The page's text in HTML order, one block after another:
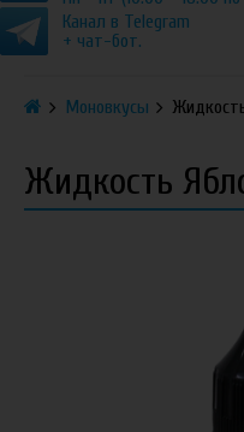
Канал в Telegram
+ чат-бот.
Моновкусы
Жидкость